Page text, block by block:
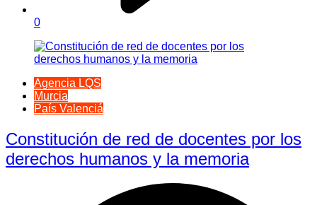
0
Agencia LQS
Murcia
País Valenciá
Constitución de red de docentes por los
derechos humanos y la memoria